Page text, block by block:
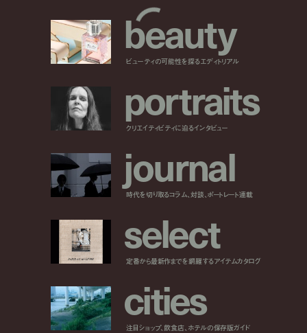
beauty
ビューティの可能性を探るエディトリアル
portraits
クリエイティビティに迫るインタビュー
journal
時代を切り取るコラム、対談、ポートレート連載
select
定番から最新作までを網羅するアイテムカタログ
cities
注目ショップ、飲食店、ホテルの保存版ガイド